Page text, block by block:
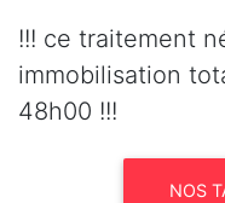
!!! ce traitement
immobilisation
48h00 !!!
NOS